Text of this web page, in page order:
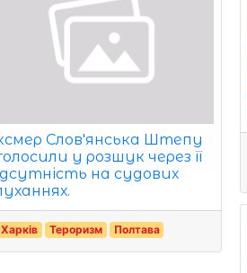
Слов'янська Штепу
у розшук через її
на судових
Харків Тероризм Полтава